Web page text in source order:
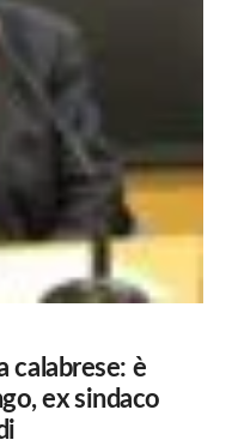
calabrese: è
ex sindaco